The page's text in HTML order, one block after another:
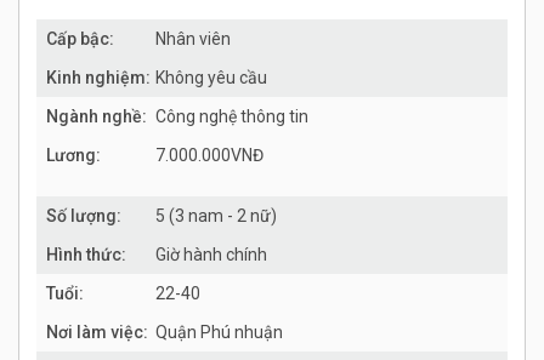
Cấp bậc:
Nhân viên
Kinh nghiệm: Không yêu cầu
Ngành nghề: Công nghệ thông tin
Lương:
7.000.000VNĐ
Số lượng:
5 (3 nam - 2 nữ)
Hình thức:
Giờ hành chính
Tuổi:
22-40
Nơi làm việc: Quận Phú nhuận